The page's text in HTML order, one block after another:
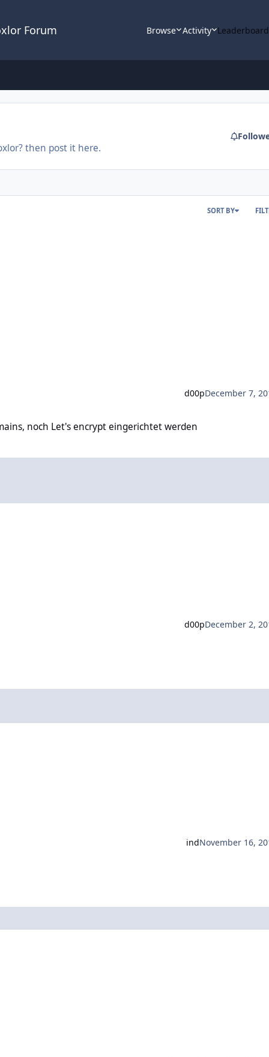
Forum Browse Activity Leaderboard
then post it here.
SORT BY
d00pDecember 7,
noch Let's encrypt eingerichtet werden
d00pDecember 2,
indNovember 16,